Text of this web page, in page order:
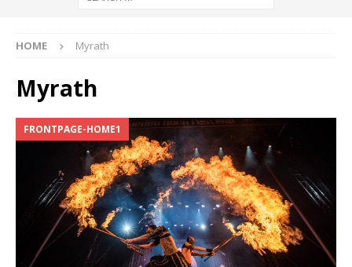
HOME Myrath
Myrath
FRONTPAGE-HOME1